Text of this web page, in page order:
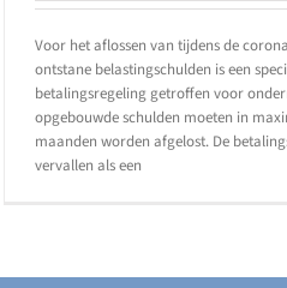
Voor het aflossen van tijdens de
ontstane belastingschulden is een
betalingsregeling getroffen voor
opgebouwde schulden moeten in
maanden worden afgelost. De
vervallen als een